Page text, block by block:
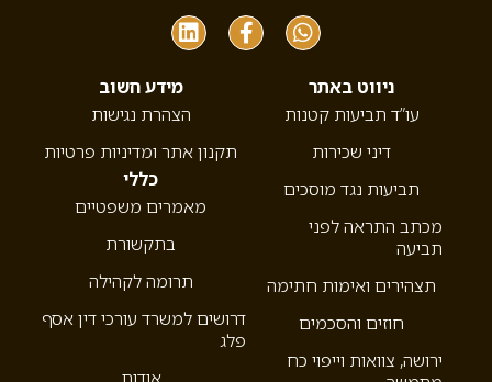
ניווט באתר
עו”ד תביעות קטנות
דיני שכירות
תביעות נגד מוסכים
מכתב התראה לפני
תביעה
תצהירים ואימות חתימה
חוזים והסכמים
ירושה, צוואות וייפוי כח
מידע חשוב
הצהרת נגישות
תקנון אתר ומדיניות פרטיות
כללי
מאמרים משפטיים
בתקשורת
תרומה לקהילה
דרושים למשרד עורכי דין אסף
פלג